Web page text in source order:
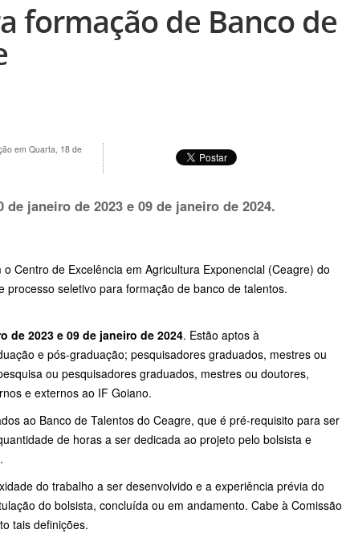
formação de Banco de
em Quarta, 18 de
de janeiro de 2023 e 09 de janeiro de 2024.
Centro de Excelência em Agricultura Exponencial (Ceagre) do
seletivo para formação de banco de talentos.
de 2023 e 09 de janeiro de 2024. Estão aptos à
e pós-graduação; pesquisadores graduados, mestres ou
ou pesquisadores graduados, mestres ou doutores,
e externos ao IF Goiano.
ao Banco de Talentos do Ceagre, que é pré-requisito para ser
de horas a ser dedicada ao projeto pelo bolsista e
do trabalho a ser desenvolvido e a experiência prévia do
do bolsista, concluída ou em andamento. Cabe à Comissão
tais definições.